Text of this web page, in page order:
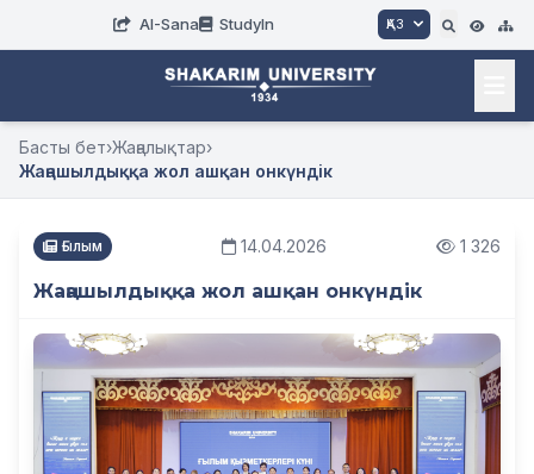
AI-Sana StudyIn ҚАЗ
Басты бет›Жаңалықтар›
Жаңашылдыққа жол ашқан онкүндік
Ғылым 14.04.2026 1 326
Жаңашылдыққа жол ашқан онкүндік